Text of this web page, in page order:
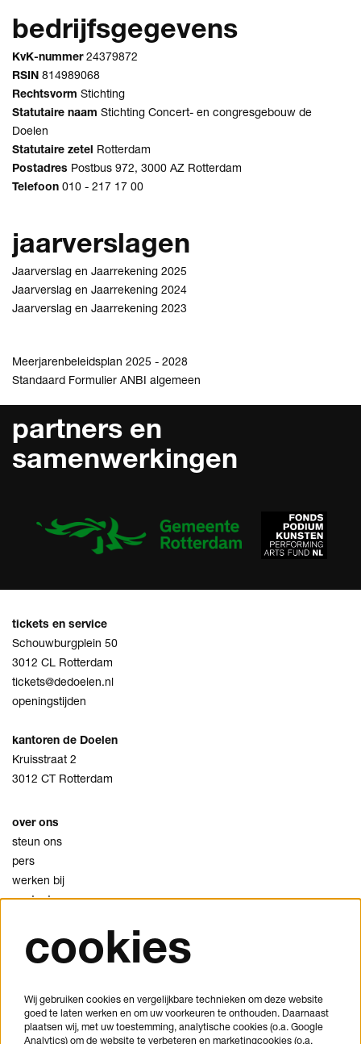
bedrijfsgegevens
KvK-nummer24379872
RSIN 814989068
Rechtsvorm Stichting
Statutaire naam Stichting Concert- en congresgebouw de
Doelen
Statutaire zetel Rotterdam
Postadres Postbus 972, 3000 AZ Rotterdam
Telefoon 010 - 217 17 00
jaarverslagen
Jaarverslag en Jaarrekening 2025
Jaarverslag en Jaarrekening 2024
Jaarverslag en Jaarrekening 2023
Meerjarenbeleidsplan 2025 - 2028
Standaard Formulier ANBI algemeen
partners en
samenwerkingen
tickets en service
Schouwburgplein 50
3012 CL Rotterdam
tickets@dedoelen.nl
openingstijden
kantoren de Doelen
Kruisstraat 2
3012 CT Rotterdam
over ons
steun ons
pers
werken bij
contact
privacy
cookies
je bezoek plannen
veelgestelde vragen
cookies
Wij gebruiken cookies en vergelijkbare technieken om deze website
goed te laten werken en om uw voorkeuren te onthouden. Daarnaast
plaatsen wij, met uw toestemming, analytische cookies (o.a. Google
Analytics) om de website te verbeteren en marketingcookies (o.a.